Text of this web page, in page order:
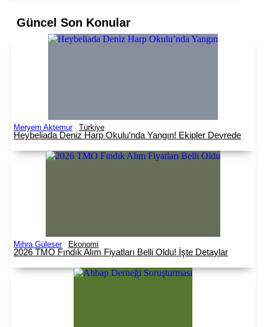
Güncel Son Konular
Meryem Aktemur Türkiye
Heybeliada Deniz Harp Okulu’nda Yangın! Ekipler Devrede
Mihra Güleser Ekonomi
2026 TMO Fındık Alım Fiyatları Belli Oldu! İşte Detaylar